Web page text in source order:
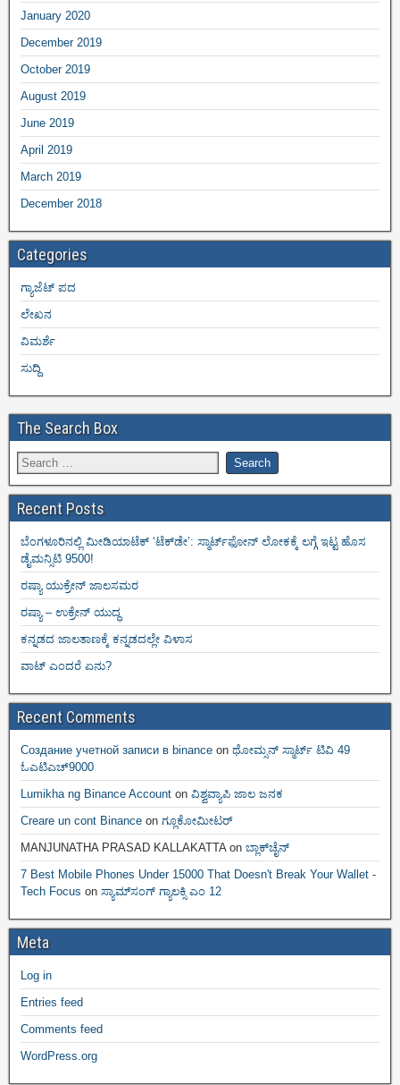
January 2020
December 2019
October 2019
August 2019
June 2019
April 2019
March 2019
December 2018
Categories
ಗ್ಯಾಜೆಟ್ ಪದ
ಲೇಖನ
ವಿಮರ್ಶೆ
ಸುದ್ದಿ
The Search Box
Recent Posts
ಬೆಂಗಳೂರಿನಲ್ಲಿ ಮೀಡಿಯಾಟೆಕ್‌ ‘ಟೆಕ್‌ಡೇ’: ಸ್ಮಾರ್ಟ್‌ಫೋನ್ ಲೋಕಕ್ಕೆ ಲಗ್ಗೆ ಇಟ್ಟ ಹೊಸ
ಡೈಮನ್ಸಿಟಿ 9500!
ರಷ್ಯಾ ಯುಕ್ರೇನ್ ಜಾಲಸಮರ
ರಷ್ಯಾ – ಉಕ್ರೇನ್ ಯುದ್ಧ
ಕನ್ನಡದ ಜಾಲತಾಣಕ್ಕೆ ಕನ್ನಡದಲ್ಲೇ ವಿಳಾಸ
ವಾಟ್ ಎಂದರೆ ಏನು?
Recent Comments
Создание учетной записи в binance on ಥೋಮ್ಸನ್ ಸ್ಮಾರ್ಟ್‌ ಟಿವಿ 49
ಓಎಟಿಎಚ್9000
Lumikha ng Binance Account on ವಿಶ್ವವ್ಯಾಪಿ ಜಾಲ ಜನಕ
Creare un cont Binance on ಗ್ಲೂಕೋಮೀಟರ್
MANJUNATHA PRASAD KALLAKATTAon ಬ್ಲಾಕ್‌ಚೈನ್‌
7 Best Mobile Phones Under 15000 That Doesn't Break Your Wallet -
Tech Focus on ಸ್ಯಾಮ್‌ಸಂಗ್ ಗ್ಯಾಲಕ್ಸಿ ಎಂ 12
Meta
Log in
Entries feed
Comments feed
WordPress.org